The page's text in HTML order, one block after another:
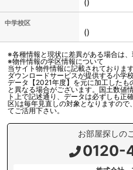
中学校区
()
※各種情報と現状に差異がある場合は、
※物件情報の学区情報について
当サイト物件情報に記載されておりま
ダウンロードサービスが提供する小学
データ【2021年度】を元に加工した
と異なる場合がございます。国土数値
ト上で記述通り、データは必ずしも正
区)は毎年見直しの対象となりますの
てご活用下さい。
お部屋探しの
0120-